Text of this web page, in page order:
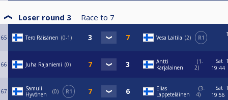
Loser round 3 Race to 7
65 Tero Räisänen 0-1 Vesa Laitila 2 R1
66 Juha Rajaniemi 0
Antti
Karjalainen
1-
2
Sat
19:44
67
Samuli
Hyvönen
0 R1
Elias
Lappeteläinen
3-
4
Sat
19:56